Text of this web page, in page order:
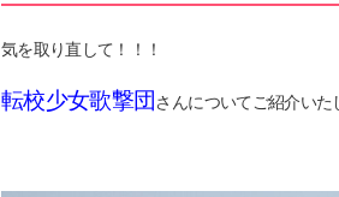
気を取り直して！！！
転校少女歌撃団 さんについてご紹介いた